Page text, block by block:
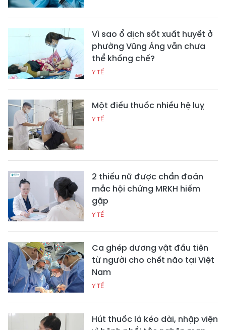
Vì sao ổ dịch sốt xuất huyết ở
phường Vũng Áng vẫn chưa
thể khống chế?
Y TẾ
Một điếu thuốc nhiều hệ luỵ
Y TẾ
2 thiếu nữ được chẩn đoán
mắc hội chứng MRKH hiếm
gặp
Y TẾ
Ca ghép dương vật đầu tiên
từ người cho chết não tại Việt
Nam
Y TẾ
Hút thuốc lá kéo dài, nhập viện